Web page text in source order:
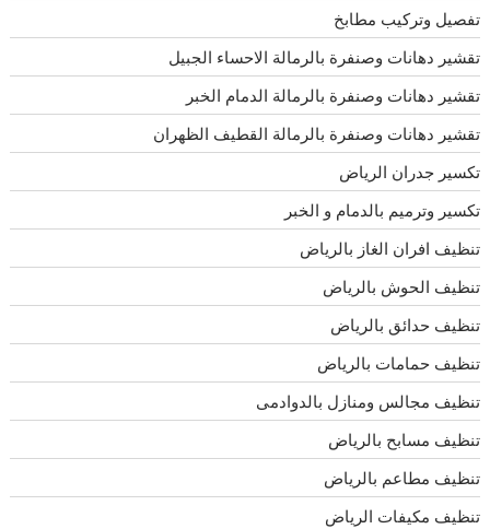
تفصيل وتركيب مطابخ
تقشير دهانات وصنفرة بالرمالة الاحساء الجبيل
تقشير دهانات وصنفرة بالرمالة الدمام الخبر
تقشير دهانات وصنفرة بالرمالة القطيف الظهران
تكسير جدران الرياض
تكسير وترميم بالدمام و الخبر
تنظيف افران الغاز بالرياض
تنظيف الحوش بالرياض
تنظيف حدائق بالرياض
تنظيف حمامات بالرياض
تنظيف مجالس ومنازل بالدوادمى
تنظيف مسابح بالرياض
تنظيف مطاعم بالرياض
تنظيف مكيفات الرياض